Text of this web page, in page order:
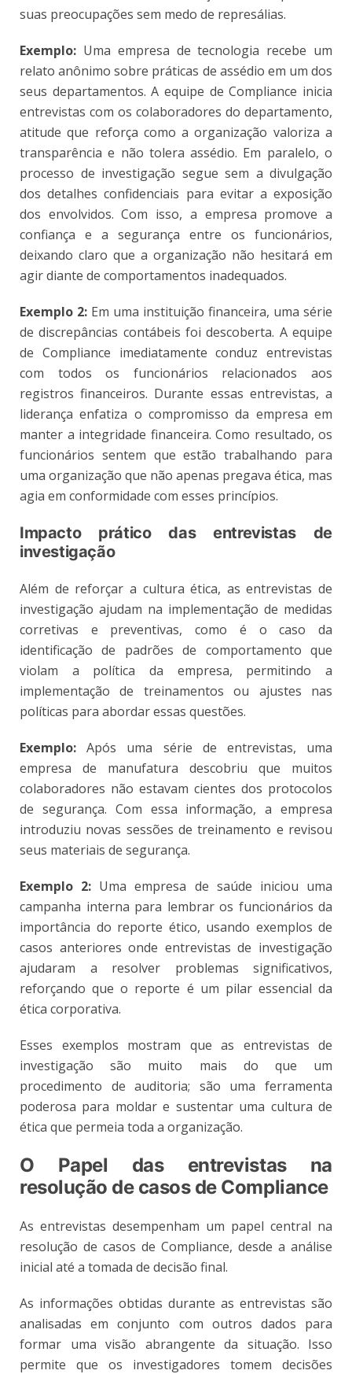
suas preocupações sem medo de represálias.
Exemplo: Uma empresa de tecnologia recebe um
relato anônimo sobre práticas de assédio em um dos
seus departamentos. A equipe de Compliance inicia
entrevistas com os colaboradores do departamento,
atitude que reforça como a organização valoriza a
transparência e não tolera assédio. Em paralelo, o
processo de investigação segue sem a divulgação
dos detalhes confidenciais para evitar a exposição
dos envolvidos. Com isso, a empresa promove a
confiança e a segurança entre os funcionários,
deixando claro que a organização não hesitará em
agir diante de comportamentos inadequados.
Exemplo 2: Em uma instituição financeira, uma série
de discrepâncias contábeis foi descoberta. A equipe
de Compliance imediatamente conduz entrevistas
com todos os funcionários relacionados aos
registros financeiros. Durante essas entrevistas, a
liderança enfatiza o compromisso da empresa em
manter a integridade financeira. Como resultado, os
funcionários sentem que estão trabalhando para
uma organização que não apenas pregava ética, mas
agia em conformidade com esses princípios.
Impacto prático das entrevistas de
investigação
Além de reforçar a cultura ética, as entrevistas de
investigação ajudam na implementação de medidas
corretivas e preventivas, como é o caso da
identificação de padrões de comportamento que
violam a política da empresa, permitindo a
implementação de treinamentos ou ajustes nas
políticas para abordar essas questões.
Exemplo: Após uma série de entrevistas, uma
empresa de manufatura descobriu que muitos
colaboradores não estavam cientes dos protocolos
de segurança. Com essa informação, a empresa
introduziu novas sessões de treinamento e revisou
seus materiais de segurança.
Exemplo 2: Uma empresa de saúde iniciou uma
campanha interna para lembrar os funcionários da
importância do reporte ético, usando exemplos de
casos anteriores onde entrevistas de investigação
ajudaram a resolver problemas significativos,
reforçando que o reporte é um pilar essencial da
ética corporativa.
Esses exemplos mostram que as entrevistas de
investigação são muito mais do que um
procedimento de auditoria; são uma ferramenta
poderosa para moldar e sustentar uma cultura de
ética que permeia toda a organização.
O Papel das entrevistas na
resolução de casos de Compliance
As entrevistas desempenham um papel central na
resolução de casos de Compliance, desde a análise
inicial até a tomada de decisão final.
As informações obtidas durante as entrevistas são
analisadas em conjunto com outros dados para
formar uma visão abrangente da situação. Isso
permite que os investigadores tomem decisões